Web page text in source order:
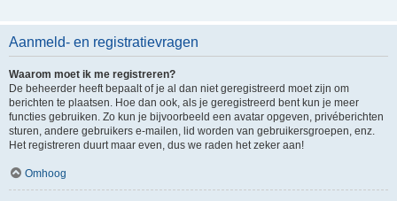
Aanmeld- en registratievragen
Waarom moet ik me registreren?
De beheerder heeft bepaalt of je al dan niet geregistreerd moet zijn om
berichten te plaatsen. Hoe dan ook, als je geregistreerd bent kun je meer
functies gebruiken. Zo kun je bijvoorbeeld een avatar opgeven, privéberichten
sturen, andere gebruikers e-mailen, lid worden van gebruikersgroepen, enz.
Het registreren duurt maar even, dus we raden het zeker aan!
Omhoog